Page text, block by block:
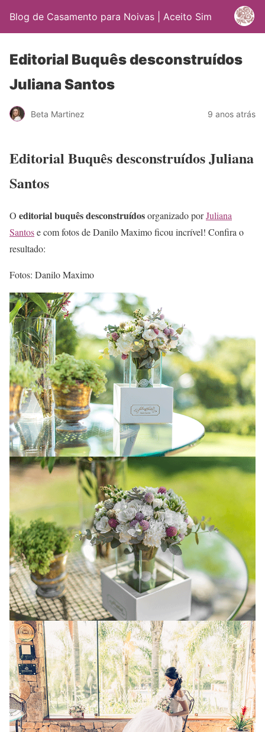
Blog de Casamento para Noivas | Aceito Sim
Editorial Buquês desconstruídos
Juliana Santos
Beta Martinez 9 anos atrás
Editorial Buquês desconstruídos Juliana
Santos
O editorial buquês desconstruídosorganizado porJuliana
Santose com fotos de Danilo Maximo ficou incrível! Confira o
resultado:
Fotos: Danilo Maximo